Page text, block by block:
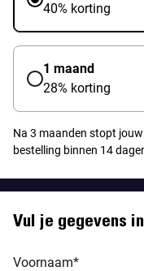
40% korting
1 maand
28% korting
Na 3 maanden stopt
bestelling binnen 14
Vul je gegevens in
Voornaam*